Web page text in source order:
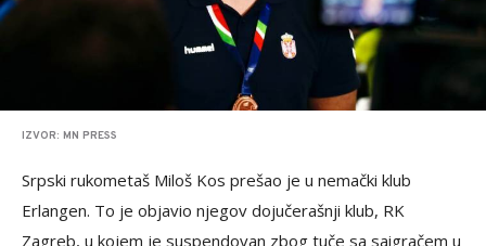
IZVOR: MN PRESS
Srpski rukometaš Miloš Kos prešao je u nemački klub
Erlangen. To je objavio njegov dojučerašnji klub, RK
Zagreb, u kojem je suspendovan zbog tuče sa saigračem u